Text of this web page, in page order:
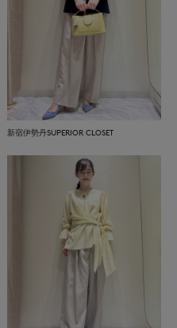
新宿伊勢丹SUPERIOR CLOSET